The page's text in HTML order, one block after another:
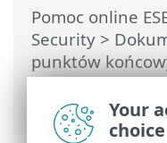
Pomoc online
Security >
punktów
zdalnie>
PROTECT
Your
choice